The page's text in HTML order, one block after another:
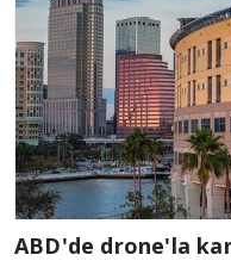
ABD'de drone'la